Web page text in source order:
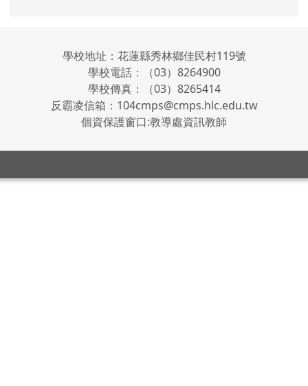
學校地址：花蓮縣秀林鄉佳民村119號
學校電話：（03）8264900
學校傳真：（03）8265414
反霸凌信箱：104cmps@cmps.hlc.edu.tw
個資保護窗口:教導處資訊教師